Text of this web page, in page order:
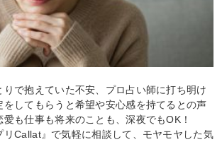
で抱えていた不安、プロ占い師に打ち明け
をしてもらうと希望や安心感を持てるとの声
も仕事も将来のことも、深夜でもOK！
リCallat』で気軽に相談して、モヤモヤした気